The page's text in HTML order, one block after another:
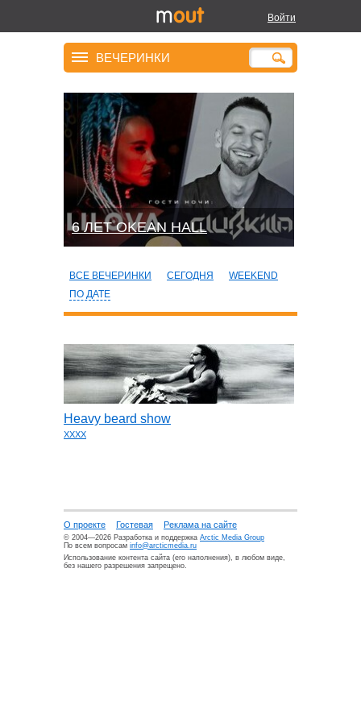
Войти
ВЕЧЕРИНКИ
6 ЛЕТ OKEAN HALL
ВСЕ ВЕЧЕРИНКИ СЕГОДНЯ
WEEKEND
ПО ДАТЕ
Heavy beard show
XXXX
О проекте Гостевая Реклама на сайте
© 2004—2026 Разработка и поддержка Arctic Media Group
По всем вопросам info@arcticmedia.ru
Использование контента сайта (его наполнения), в любом виде,
без нашего разрешения запрещено.